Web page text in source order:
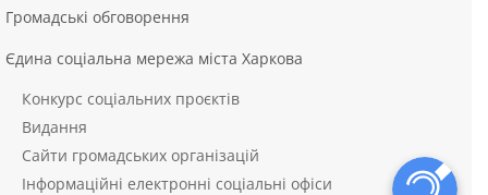
Громадські обговорення
Єдина соціальна мережа міста Харкова
Конкурс соціальних проєктів
Видання
Сайти громадських організацій
Інформаційні електронні соціальні офіси